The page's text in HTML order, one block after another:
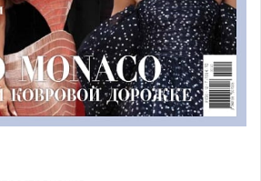
на Глобальном
II, губернатор Нью-Йорка Кэти
директор Всемирной организации